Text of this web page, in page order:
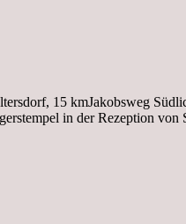
15 kmJakobsweg
in der Rezeption